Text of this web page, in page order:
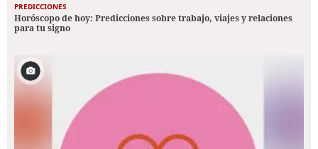
PREDICCIONES
Horóscopo de hoy: Predicciones sobre trabajo, viajes y relaciones
para tu signo